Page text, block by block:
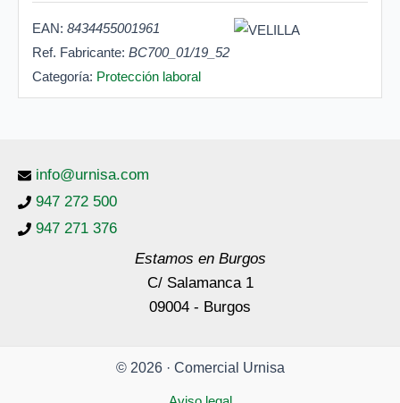
EAN: 8434455001961
Ref. Fabricante: BC700_01/19_52
Categoría: Protección laboral
info@urnisa.com
947 272 500
947 271 376
Estamos en Burgos
C/ Salamanca 1
09004 - Burgos
© 2026 · Comercial Urnisa